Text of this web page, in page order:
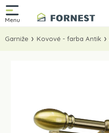
Garniže Kovové - farba Antik